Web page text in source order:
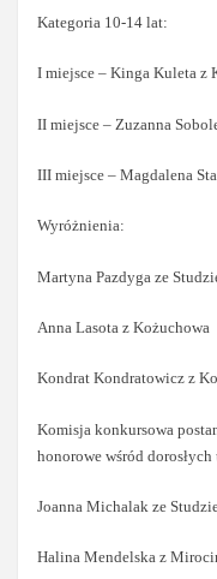
Kategoria 10-14 lat:
I miejsce – Kinga Kuleta z
II miejsce – Zuzanna
III miejsce – Magdalena
Wyróżnienia:
Martyna Pazdyga ze
Anna Lasota z Kożuchowa
Kondrat Kondratowicz z
Komisja konkursowa
honorowe wśród
Joanna Michalak ze
Halina Mendelska z